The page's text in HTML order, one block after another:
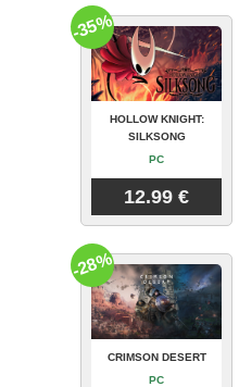
HOLLOW KNIGHT:
SILKSONG
PC
12.99 €
-35%
CRIMSON DESERT
PC
-28%